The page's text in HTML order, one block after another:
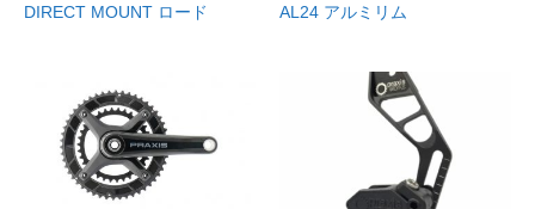
DIRECT MOUNT ロード AL24 アルミリム